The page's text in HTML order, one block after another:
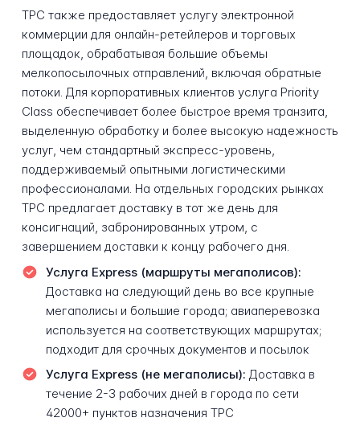
TPC также предоставляет услугу электронной
коммерции для онлайн-ретейлеров и торговых
площадок, обрабатывая большие объемы
мелкопосылочных отправлений, включая обратные
потоки. Для корпоративных клиентов услуга Priority
Class обеспечивает более быстрое время транзита,
выделенную обработку и более высокую надежность
услуг, чем стандартный экспресс-уровень,
поддерживаемый опытными логистическими
профессионалами. На отдельных городских рынках
TPC предлагает доставку в тот же день для
консигнаций, забронированных утром, с
завершением доставки к концу рабочего дня.
Услуга Express (маршруты мегаполисов):
Доставка на следующий день во все крупные
мегаполисы и большие города; авиаперевозка
используется на соответствующих маршрутах;
подходит для срочных документов и посылок
Услуга Express (не мегаполисы): Доставка в
течение 2-3 рабочих дней в города по сети
42000+ пунктов назначения TPC